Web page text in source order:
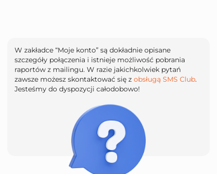
W zakładce “Moje konto” są dokładnie opisane
szczegóły połączenia i istnieje możliwość pobrania
raportów z mailingu. W razie jakichkolwiek pytań
zawsze możesz skontaktować się z obsługą SMS Club.
Jesteśmy do dyspozycji całodobowo!